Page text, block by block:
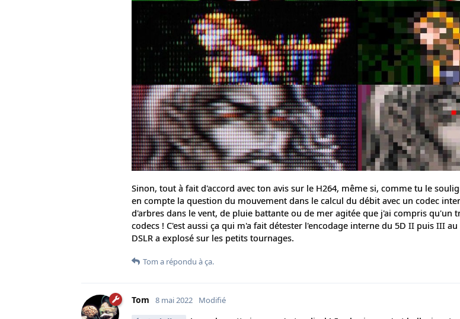
Sinon, tout à fait d'accord avec ton avis sur le H264, même si, comme tu le
en compte la question du mouvement dans le calcul du débit avec un codec
d'arbres dans le vent, de pluie battante ou de mer agitée que j'ai compris qu'un
codecs ! C'est aussi ça qui m'a fait détester l'encodage interne du 5D II puis III
DSLR a explosé sur les petits tournages.
Tom a répondu à ça.
Tom 8 mai 2022 Modifié